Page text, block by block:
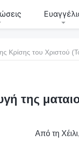
Κρίσης του Χριστού
της
Από τη